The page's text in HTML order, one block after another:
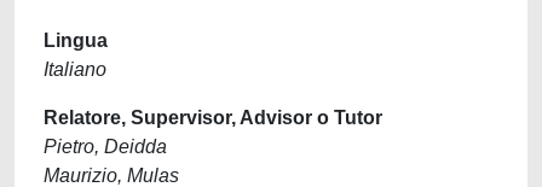
Lingua
Italiano
Relatore, Supervisor, Advisor o Tutor
Pietro, Deidda
Maurizio, Mulas